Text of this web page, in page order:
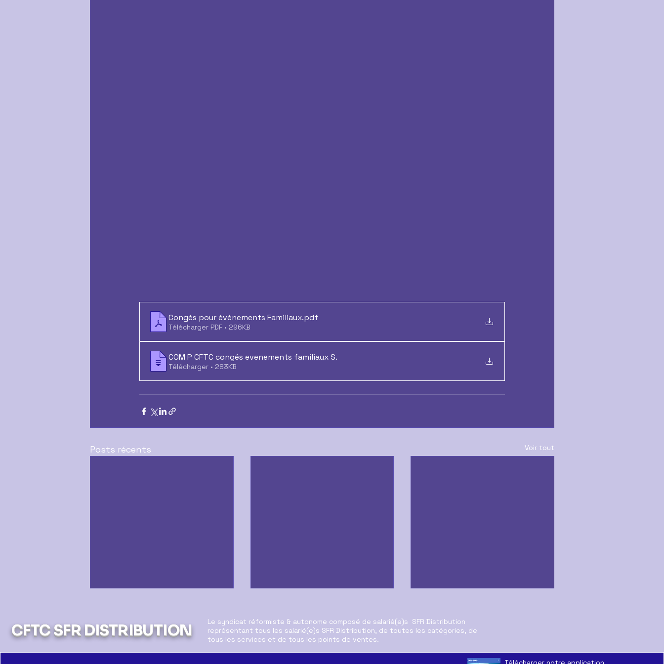
Congés pour événements Familiaux.pdf
Télécharger PDF • 296KB
COM P CFTC congés evenements familiaux S.
Télécharger • 283KB
Posts récents Voir tout
Rémunération
CFTC SFR DISTRIBUTION
Le syndicat réformiste & autonome composé de salarié(e)s SFR Distribution
représentant tous les salarié(e)s SFR Distribution, de toutes les catégories, de
tous les services et de tous les points de ventes.